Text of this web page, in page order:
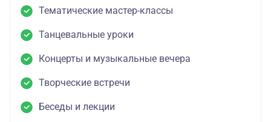
Тематические мастер-классы
Танцевальные уроки
Концерты и музыкальные вечера
Творческие встречи
Беседы и лекции